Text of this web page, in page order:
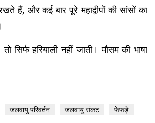
हैं, और कई बार पूरे महाद्वीपों की सांसों का
हरियाली नहीं जाती। मौसम की भाषा
जलवायु परिवर्तन जलवायु संकट फेफड़े